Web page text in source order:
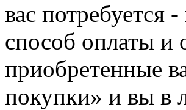
вас потребуется
способ оплаты и
приобретенные
покупки» и вы в